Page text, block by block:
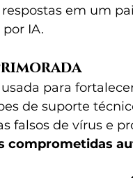
em um
IA.
para
de suporte
falsos de vírus e
comprometidas